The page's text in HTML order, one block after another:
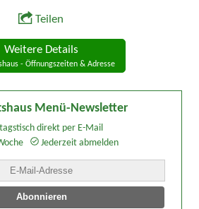
Teilen
Weitere Details
- Öffnungszeiten & Adresse
Menü-Newsletter
direkt per E-Mail
Jederzeit abmelden